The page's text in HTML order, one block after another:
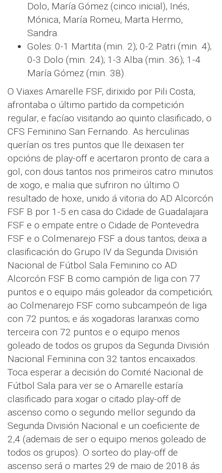
Dolo, María Gómez (cinco inicial), Inés,
Mónica, María Romeu, Marta Hermo,
Sandra.
Goles: 0-1 Martita (min. 2); 0-2 Patri (min. 4);
0-3 Dolo (min. 24); 1-3 Alba (min. 36); 1-4
María Gómez (min. 38).
O Viaxes Amarelle FSF, dirixido por Pili Costa,
afrontaba o último partido da competición
regular, e facíao visitando ao quinto clasificado, o
CFS Feminino San Fernando. As herculinas
querían os tres puntos que lle deixasen ter
opcións de play-off e acertaron pronto de cara a
gol, con dous tantos nos primeiros catro minutos
de xogo, e malia que sufriron no último O
resultado de hoxe, unido á vitoria do AD Alcorcón
FSF B por 1-5 en casa do Cidade de Guadalajara
FSF e o empate entre o Cidade de Pontevedra
FSF e o Colmenarejo FSF a dous tantos; deixa a
clasificación do Grupo IV da Segunda División
Nacional de Fútbol Sala Feminino co AD
Alcorcón FSF B como campión de liga con 77
puntos e o equipo máis goleador da competición;
ao Colmenarejo FSF como subcampeón de liga
con 72 puntos; e ás xogadoras laranxas como
terceira con 72 puntos e o equipo menos
goleado de todos os grupos da Segunda División
Nacional Feminina con 32 tantos encaixados.
Toca esperar a decisión do Comité Nacional de
Fútbol Sala para ver se o Amarelle estaría
clasificado para xogar o citado play-off de
ascenso como o segundo mellor segundo da
Segunda División Nacional e un coeficiente de
2,4 (ademais de ser o equipo menos goleado de
todos os grupos). O sorteo do play-off de
ascenso será o martes 29 de maio de 2018 ás